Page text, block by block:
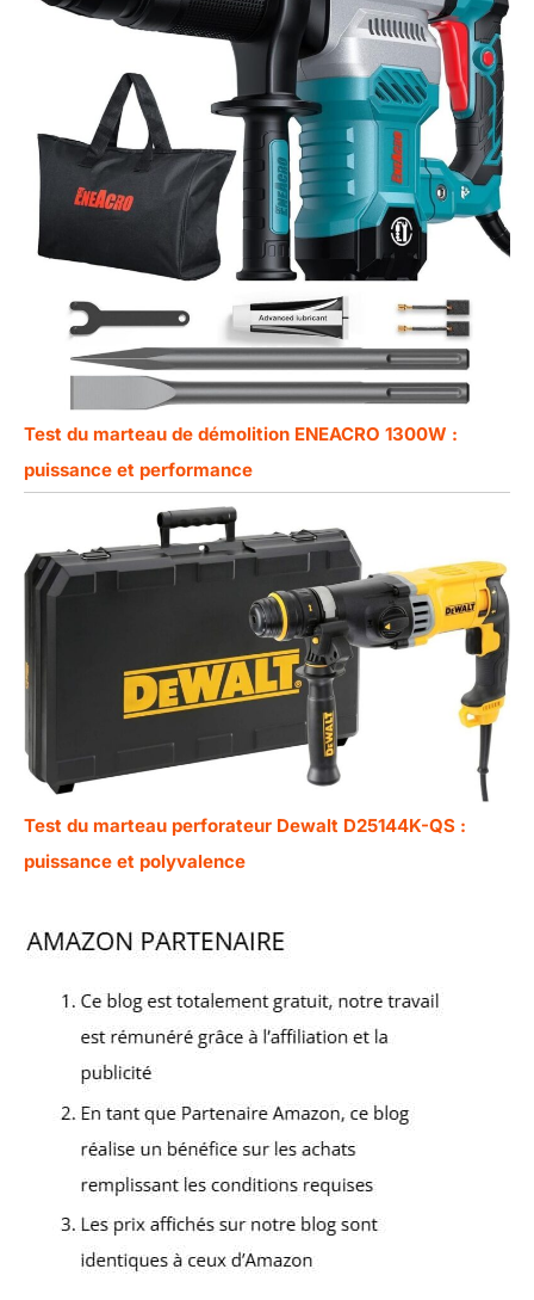
Test du marteau de démolition ENEACRO 1300W :
puissance et performance
Test du marteau perforateur Dewalt D25144K-QS :
puissance et polyvalence